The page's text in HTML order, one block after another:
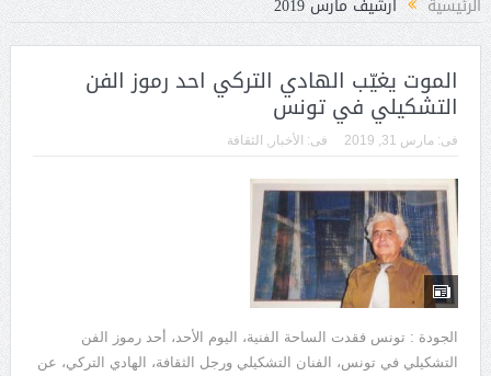
الموت يغيّب الهادي التركي احد رموز الفن
التشكيلي في تونس
فى: مارس 31, 2019 فى: الأخبار الثقافة
الجودة : تونس فقدت الساحة الفنية، اليوم الأحد، أحد رموز الفن
التشكيلي في تونس، الفنان التشكيلي ورجل الثقافة، الهادي التركي، عن